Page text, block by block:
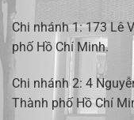
Chi nhánh 1:173 Lê
phố Hồ Chí Minh.
Chi nhánh 2: 4
Thành phố Hồ Chí